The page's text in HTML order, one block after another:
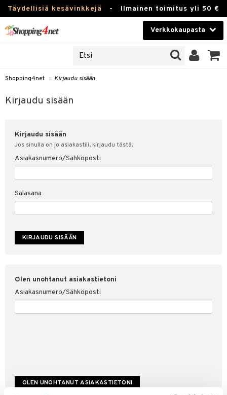
Täydellisiä kesävinkkejä - Ilmainen toimitus yli 50 €
Verkkokaupasta
Piilolinssit
Luontaistuotteet
Fitness
Koti & Sisustus
Lelut, Lapsi & Vauva
Tuotemerkkejä
Shopping4net » Kirjaudu sisään
Kirjaudu sisään
Kirjaudu sisään
Jos sinulla on jo asiakastili, kirjaudu tästä.
Asiakasnumero/Sähköposti
Salasana
Olen unohtanut asiakastietoni
Asiakasnumero/Sähköposti
sisään
& vastauksia
myyntiehdot
suojaus